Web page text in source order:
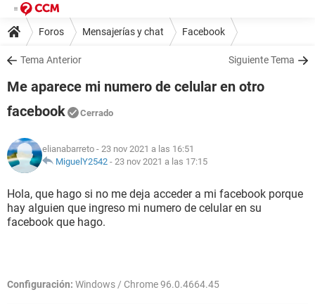
Foros Mensajerías y chat Facebook
Tema Anterior Siguiente Tema
Me aparece mi numero de celular en otro
facebook
Cerrado
elianabarreto - 23 nov 2021 a las 16:51
MiguelY2542 - 23 nov 2021 a las 17:15
Hola, que hago si no me deja acceder a mi facebook porque
hay alguien que ingreso mi numero de celular en su
facebook que hago.
Configuración: Windows / Chrome 96.0.4664.45